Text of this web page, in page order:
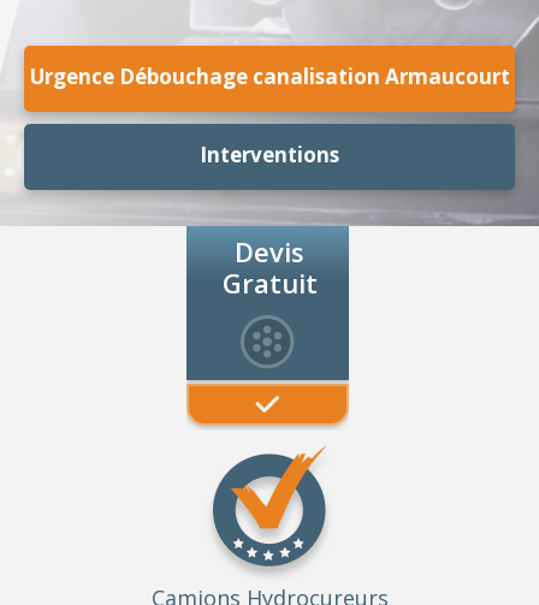
Urgence Débouchage canalisation Armaucourt
Interventions
Devis
Gratuit
Camions Hydrocureurs